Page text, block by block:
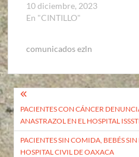
10 diciembre, 2023
En "CINTILLO"
comunicados ezln
Navegación
de
entradas
PACIENTES CON CÁNCER
ANASTRAZOL EN EL HOSPITAL
PACIENTES SIN COMIDA, BEBÉS SIN
HOSPITAL CIVIL DE OAXACA